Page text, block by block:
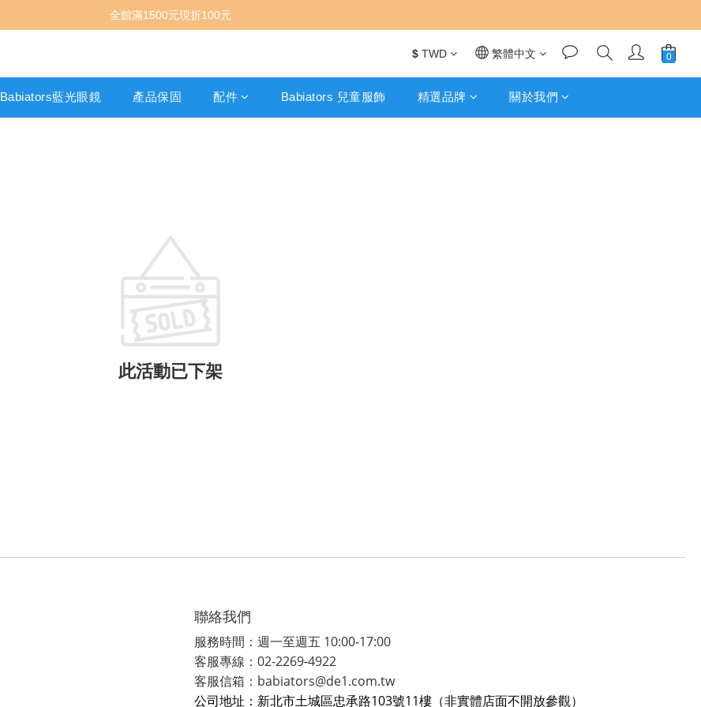
全館滿1500元現折100元
$ TWD 繁體中文
Babiators藍光眼鏡 產品保固 配件 Babiators 兒童服飾 精選品牌 關於我們
此活動已下架
聯絡我們
服務時間：週一至週五 10:00-17:00
客服專線：02-2269-4922
客服信箱：babiators@de1.com.tw
公司地址：新北市土城區忠承路103號11樓（非實體店面不開放參觀）